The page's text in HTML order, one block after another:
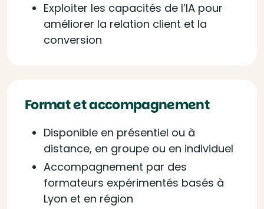
Exploiter les capacités de l’IA pour
améliorer la relation client et la
conversion
Format et accompagnement
Disponible en présentiel ou à
distance, en groupe ou en individuel
Accompagnement par des
formateurs expérimentés basés à
Lyon et en région